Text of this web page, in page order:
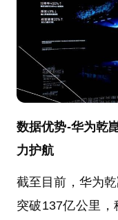
数据优势-华为乾
力护航
截至目前，华为
突破137亿公里